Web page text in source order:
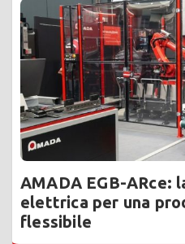
AMADA EGB-ARce:
elettrica per una
flessibile